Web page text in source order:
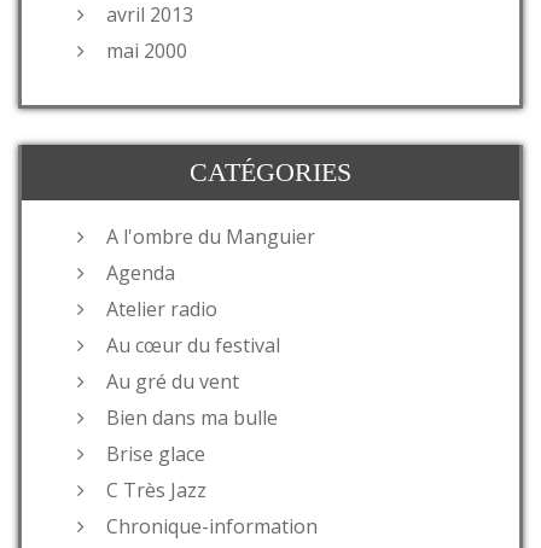
avril 2013
mai 2000
CATÉGORIES
A l'ombre du Manguier
Agenda
Atelier radio
Au cœur du festival
Au gré du vent
Bien dans ma bulle
Brise glace
C Très Jazz
Chronique-information